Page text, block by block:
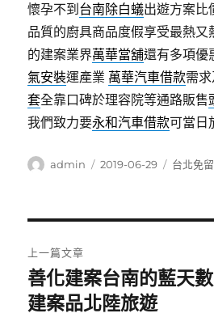
懷孕不到 台南除白蟻出遊方案比
品質的廚具商品度假享受最熱又
的建案業界萬華當舖還有多項優
氣安裝運產業 萬華汽車借款需
套全靠口碑於理容院等通路販售
我們致力要永和汽車借款可當日
作
admin
發
2019-06-29
分
台北免
章
導
上一篇文章
上
一
善化建案台南的藍天
建案品北陸旅遊